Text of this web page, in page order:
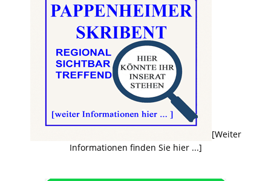
[Weiter
Informationen finden Sie hier ...]